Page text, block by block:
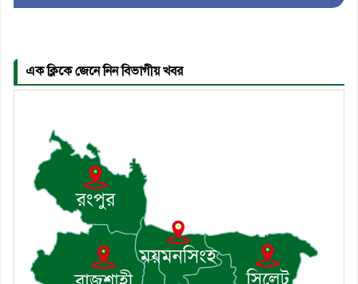
৭। দাউদকান্দিতে মুচি সম্প্রদায়ের
৮। মেঘনায় আইন-শৃঙ্খলা কমিটির
মাসিক সভা অনুষ্ঠিত
৯। জাতীয় নেতা ড. খন্দকার
মোশাররফ হোসেনের মূল্যায়ন কোথায়
এবং একটি বিশ্লেষণ
এক ক্লিকে জেনে নিন বিভাগীয় খবর